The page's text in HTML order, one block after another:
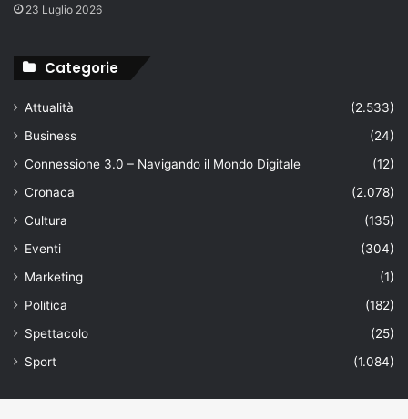
23 Luglio 2026
Categorie
Attualità
(2.533)
Business
(24)
Connessione 3.0 – Navigando il Mondo Digitale
(12)
Cronaca
(2.078)
Cultura
(135)
Eventi
(304)
Marketing
(1)
Politica
(182)
Spettacolo
(25)
Sport
(1.084)